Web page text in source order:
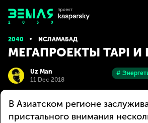
2040 ИСЛАМАБАД
МЕГАПРОЕКТЫ TAPI И
Uz Man
11 Dec 2018
#
В Азиатском регионе
пристального внимания